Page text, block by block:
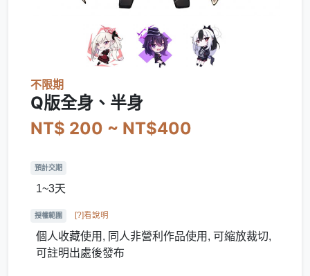
不限期
Q版全身、半身
NT$ 200 ~ NT$400
預計交期
1~3天
授權範圍 [?]看說明
個人收藏使用, 同人非營利作品使用, 可縮放裁切,
可註明出處後發布